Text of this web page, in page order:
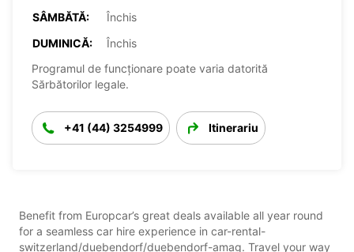
SÂMBĂTĂ:
Închis
DUMINICĂ:
Închis
Programul de funcționare poate varia datorită
Sărbătorilor legale.
+41 (44) 3254999 Itinerariu
Benefit from Europcar’s great deals available all year round
for a seamless car hire experience in car-rental-
switzerland/duebendorf/duebendorf-amag. Travel your way